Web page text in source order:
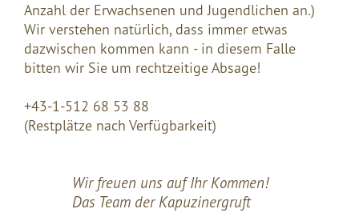
Anzahl der Erwachsenen und Jugendlichen an.)
Wir verstehen natürlich, dass immer etwas
dazwischen kommen kann - in diesem Falle
bitten wir Sie um rechtzeitige Absage!
+43-1-512 68 53 88
(Restplätze nach Verfügbarkeit)
Wir freuen uns auf Ihr Kommen!
Das Team der Kapuzinergruft